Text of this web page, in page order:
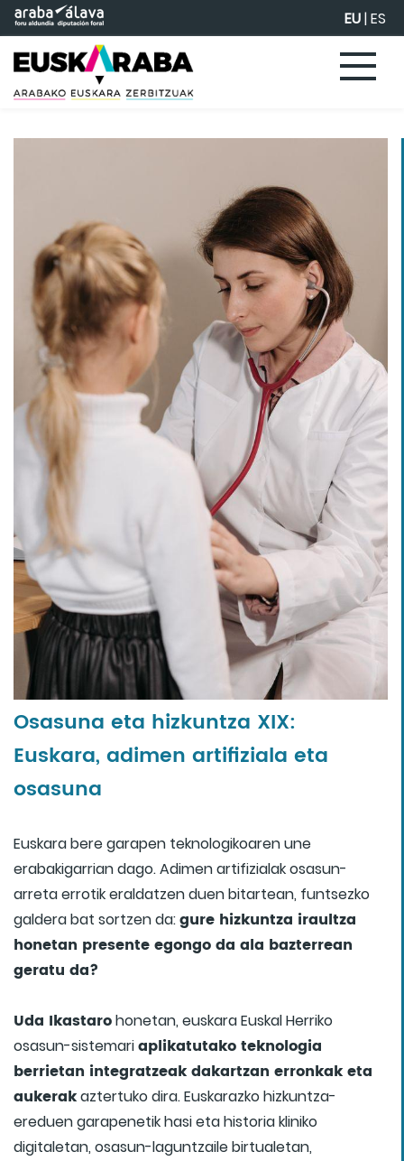
Eduki nagusira joan EU|ES
Osasuna eta hizkuntza XIX:
Euskara, adimen artifiziala eta
osasuna
Euskara bere garapen teknologikoaren une
erabakigarrian dago. Adimen artifizialak osasun-
arreta errotik eraldatzen duen bitartean, funtsezko
galdera bat sortzen da:gure hizkuntza iraultza
honetan presente egongo da ala bazterrean
geratu da?
Uda Ikastarohonetan, euskara Euskal Herriko
osasun-sistemariaplikatutako teknologia
berrietan integratzeak dakartzan erronkak eta
aukerakaztertuko dira. Euskarazko hizkuntza-
ereduen garapenetik hasi eta historia kliniko
digitaletan, osasun-laguntzaile birtualetan,